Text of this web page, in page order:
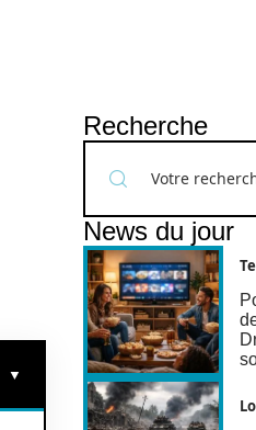
Recherche
News du jour